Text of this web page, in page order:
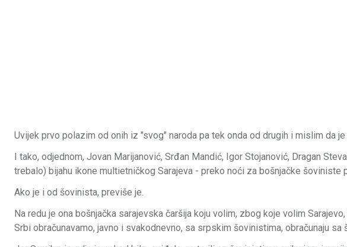
Uvijek prvo polazim od onih iz "svog" naroda pa tek onda od drugih i mislim da
I tako, odjednom, Jovan Marijanović, Srđan Mandić, Igor Stojanović, Dragan
trebalo) bijahu ikone multietničkog Sarajeva - preko noći za bošnjačke šoviniste
Ako je i od šovinista, previše je.
Na redu je ona bošnjačka sarajevska čaršija koju volim, zbog koje volim
Srbi obračunavamo, javno i svakodnevno, sa srpskim šovinistima, obračunaju sa